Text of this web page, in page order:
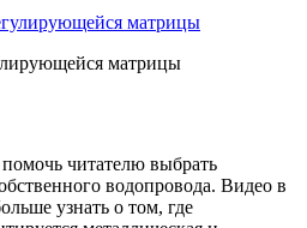
матрицы
читателю выбрать
водопровода. Видео в
узнать о том, где